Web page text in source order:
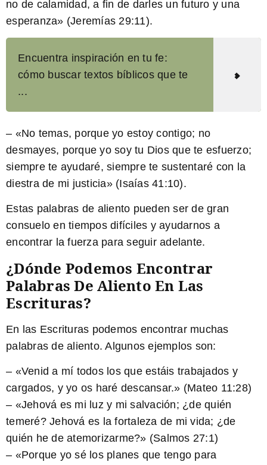
no de calamidad, a fin de darles un futuro y una
esperanza» (Jeremías 29:11).
Encuentra inspiración en tu fe:
cómo buscar textos bíblicos que te
...
– «No temas, porque yo estoy contigo; no
desmayes, porque yo soy tu Dios que te esfuerzo;
siempre te ayudaré, siempre te sustentaré con la
diestra de mi justicia» (Isaías 41:10).
Estas palabras de aliento pueden ser de gran
consuelo en tiempos difíciles y ayudarnos a
encontrar la fuerza para seguir adelante.
¿Dónde Podemos Encontrar
Palabras De Aliento En Las
Escrituras?
En las Escrituras podemos encontrar muchas
palabras de aliento. Algunos ejemplos son:
– «Venid a mí todos los que estáis trabajados y
cargados, y yo os haré descansar.» (Mateo 11:28)
– «Jehová es mi luz y mi salvación; ¿de quién
temeré? Jehová es la fortaleza de mi vida; ¿de
quién he de atemorizarme?» (Salmos 27:1)
– «Porque yo sé los planes que tengo para